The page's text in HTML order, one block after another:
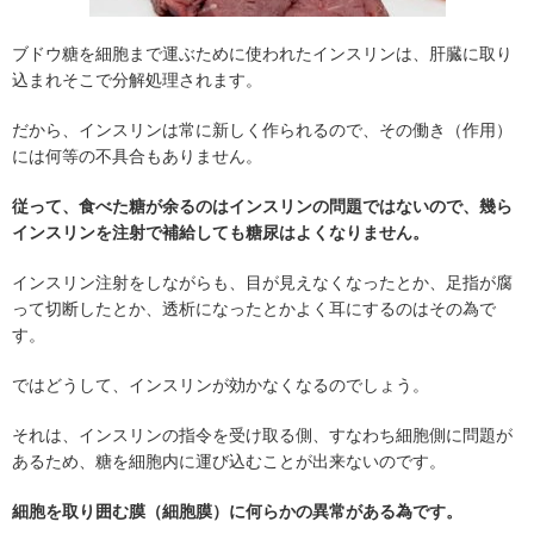
ブドウ糖を細胞まで運ぶために使われたインスリンは、肝臓に取り
込まれそこで分解処理されます。
だから、インスリンは常に新しく作られるので、その働き（作用）
には何等の不具合もありません。
従って、食べた糖が余るのはインスリンの問題ではないので、幾ら
インスリンを注射で補給しても糖尿はよくなりません。
インスリン注射をしながらも、目が見えなくなったとか、足指が腐
って切断したとか、透析になったとかよく耳にするのはその為で
す。
ではどうして、インスリンが効かなくなるのでしょう。
それは、インスリンの指令を受け取る側、すなわち細胞側に問題が
あるため、糖を細胞内に運び込むことが出来ないのです。
細胞を取り囲む膜（細胞膜）に何らかの異常がある為です。